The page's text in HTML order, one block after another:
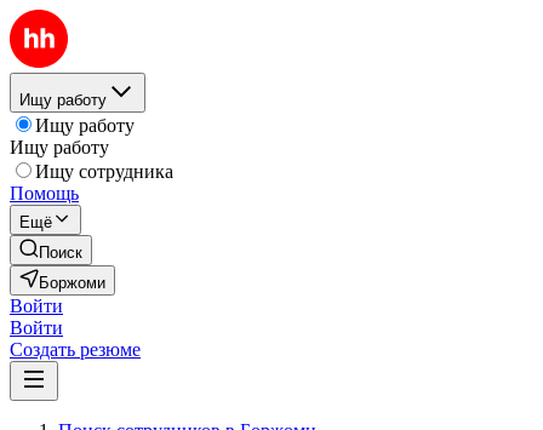
Ищу работу
Ищу работу
Ищу работу
Ищу сотрудника
Помощь
Ещё
Поиск
Боржоми
Войти
Войти
Создать резюме